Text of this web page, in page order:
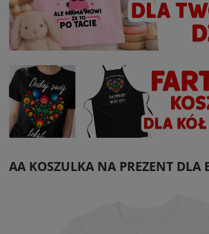
AA KOSZULKA NA PREZENT DLA